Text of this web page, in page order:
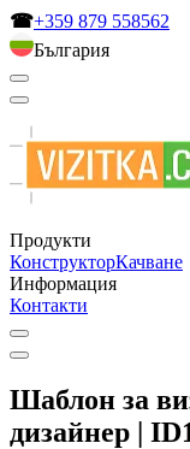
☎+359 879 558562
България
Продукти
КонструкторКачване
Информация
Контакти
Шаблон за
дизайнер |